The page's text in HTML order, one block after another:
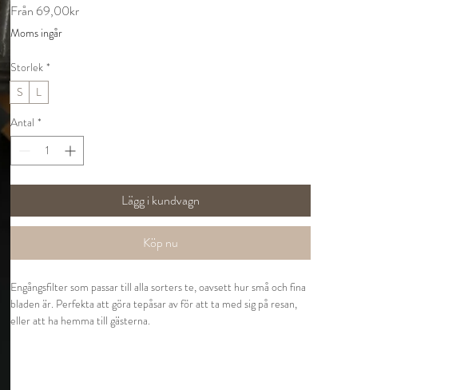
Från 69,00krReapris
Moms ingår
Storlek *
S
L
Antal *
Lägg i kundvagn
Köp nu
Engångsfilter som passar till alla sorters te, oavsett hur små och fina
bladen är. Perfekta att göra tepåsar av för att ta med sig på resan,
eller att ha hemma till gästerna.